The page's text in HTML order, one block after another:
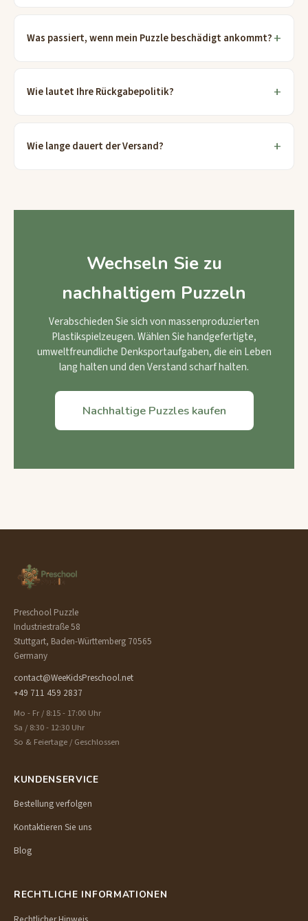
Was passiert, wenn mein Puzzle beschädigt ankommt?
Wie lautet Ihre Rückgabepolitik?
Wie lange dauert der Versand?
Wechseln Sie zu
nachhaltigem Puzzeln
Verabschieden Sie sich von massenproduzierten
Plastikspielzeugen. Wählen Sie handgefertigte,
umweltfreundliche Denksportaufgaben, die ein Leben
lang halten und den Verstand scharf halten.
Nachhaltige Puzzles kaufen
Preschool Puzzle
Industriestraße 58
Stuttgart, Baden-Württemberg 70565
Germany
contact@WeeKidsPreschool.net
+49 711 459 2837
Mo - Fr / 8:15 - 17:00 Uhr
Sa / 8:30 - 12:30 Uhr
So & Feiertage / Geschlossen
KUNDENSERVICE
Bestellung verfolgen
Kontaktieren Sie uns
Blog
RECHTLICHE INFORMATIONEN